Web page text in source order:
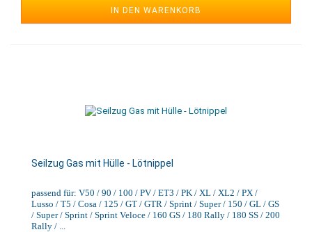
IN DEN WARENKORB
Seilzug Gas mit Hülle - Lötnippel
passend für: V50 / 90 / 100 / PV / ET3 / PK / XL / XL2 / PX /
Lusso / T5 / Cosa / 125 / GT / GTR / Sprint / Super / 150 / GL / GS
/ Super / Sprint / Sprint Veloce / 160 GS / 180 Rally / 180 SS / 200
Rally / ...